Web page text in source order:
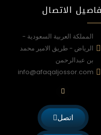
الاتصال
المملكة العربية السعودية -
الرياض - طريق الامير محمد
بن عبدالرحمن
info@afaqaljossor.com
W
h
t
s
a
اتصل